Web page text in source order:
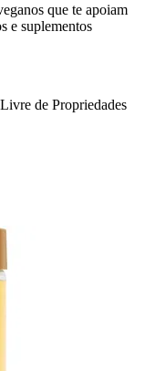
que te apoiam
e suplementos
de Propriedades